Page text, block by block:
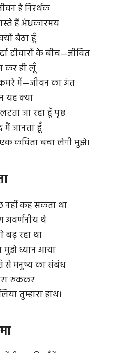
है निरर्थक
हैं अंधकारमय
बैठा हूँ
दीवारों के बीच—जीवित
कर ही लूँ
में—जीवन का अंत
यह क्या
जा रहा हूँ पृष्ठ
मैं जानता हूँ
कविता बचा लेगी मुझे।
नहीं कह सकता था
अवर्णनीय थे
रहा था
मुझे ध्यान आया
से मनुष्य का संबंध
रुककर
तुम्हारा हाथ।